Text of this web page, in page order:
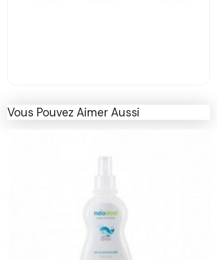
Vous Pouvez Aimer Aussi